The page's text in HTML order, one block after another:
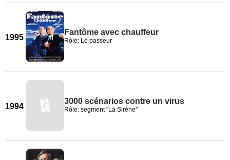
1995
Fantôme avec chauffeur
Rôle: Le passeur
1994
3000 scénarios contre un virus
Rôle: segment "La Sirène"